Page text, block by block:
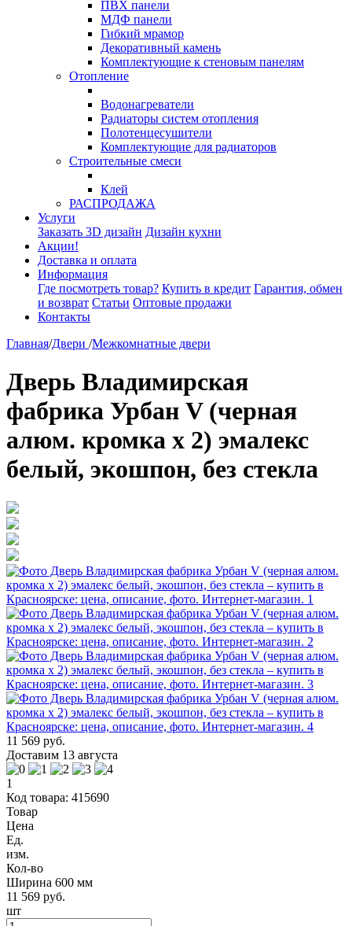
ПВХ панели
МДФ панели
Гибкий мрамор
Декоративный камень
Комплектующие к стеновым панелям
Отопление
Водонагреватели
Радиаторы систем отопления
Полотенцесушители
Комплектующие для радиаторов
Строительные смеси
Клей
РАСПРОДАЖА
Услуги
Заказать 3D дизайн Дизайн кухни
Акции!
Доставка и оплата
Информация
Где посмотреть товар? Купить в кредит Гарантия, обмен
и возврат Статьи Оптовые продажи
Контакты
Главная/Двери /Межкомнатные двери
Дверь Владимирская
фабрика Урбан V (черная
алюм. кромка х 2) эмалекс
белый, экошпон, без стекла
11 569 руб.
Доставим 13 августа
1
Код товара: 415690
Товар
Цена
Ед.
изм.
Кол-во
Ширина 600 мм
11 569 руб.
шт